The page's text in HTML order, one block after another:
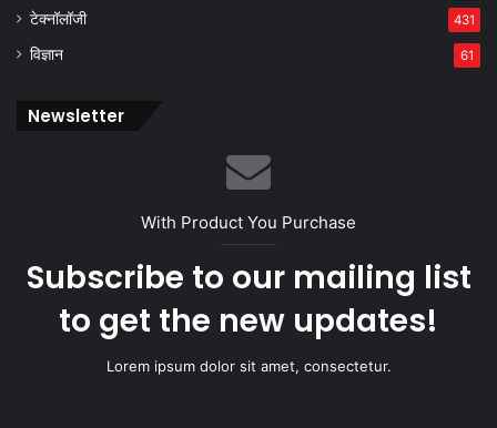
टेक्नॉलॉजी 431
विज्ञान 61
Newsletter
With Product You Purchase
Subscribe to our mailing list
to get the new updates!
Lorem ipsum dolor sit amet, consectetur.